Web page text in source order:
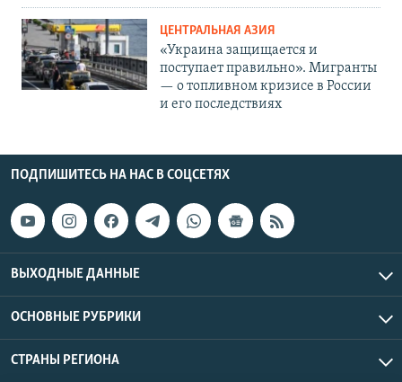
ЦЕНТРАЛЬНАЯ АЗИЯ
«Украина защищается и
поступает правильно». Мигранты
— о топливном кризисе в России
и его последствиях
ПОДПИШИТЕСЬ НА НАС В СОЦСЕТЯХ
ВЫХОДНЫЕ ДАННЫЕ
ОСНОВНЫЕ РУБРИКИ
СТРАНЫ РЕГИОНА